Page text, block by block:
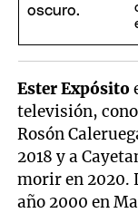
Ester Expósito
televisión,
Rosón
2018 y a
morir en 2020.
año 2000 en